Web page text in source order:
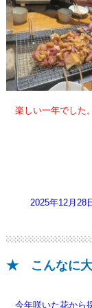
楽しい一年でした
2025年12月28
★ こんなに
今年咲いた花から